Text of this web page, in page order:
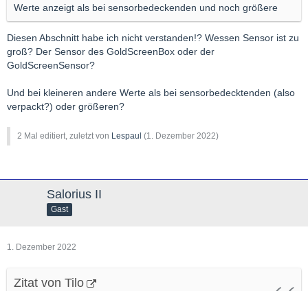
Werte anzeigt als bei sensorbedeckenden und noch größere
Diesen Abschnitt habe ich nicht verstanden!? Wessen Sensor ist zu
groß? Der Sensor des GoldScreenBox oder der
GoldScreenSensor?
Und bei kleineren andere Werte als bei sensorbedecktenden (also
verpackt?) oder größeren?
2 Mal editiert, zuletzt von Lespaul (1. Dezember 2022)
Salorius II
Gast
1. Dezember 2022
Zitat von Tilo